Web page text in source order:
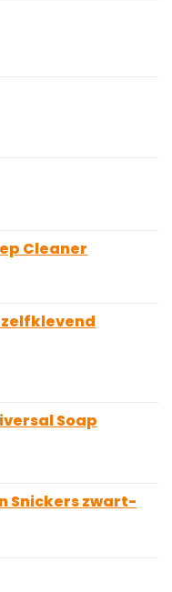
Cleaner
Soap
Snickers zwart-